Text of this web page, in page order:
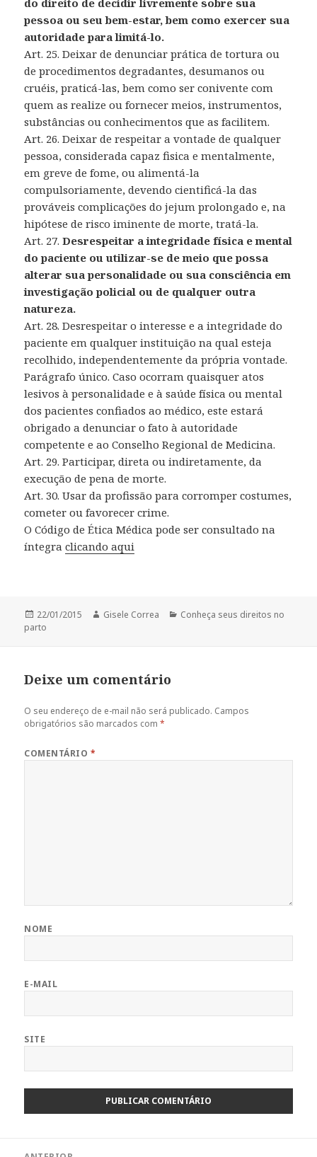
do direito de decidir livremente sobre sua
pessoa ou seu bem-estar, bem como exercer sua
autoridade para limitá-lo.
Art. 25. Deixar de denunciar prática de tortura ou
de procedimentos degradantes, desumanos ou
cruéis, praticá-las, bem como ser conivente com
quem as realize ou fornecer meios, instrumentos,
substâncias ou conhecimentos que as facilitem.
Art. 26. Deixar de respeitar a vontade de qualquer
pessoa, considerada capaz fisica e mentalmente,
em greve de fome, ou alimentá-la
compulsoriamente, devendo cientificá-la das
prováveis complicações do jejum prolongado e, na
hipótese de risco iminente de morte, tratá-la.
Art. 27.Desrespeitar a integridade física e mental
do paciente ou utilizar-se de meio que possa
alterar sua personalidade ou sua consciência em
investigação policial ou de qualquer outra
natureza.
Art. 28. Desrespeitar o interesse e a integridade do
paciente em qualquer instituição na qual esteja
recolhido, independentemente da própria vontade.
Parágrafo único. Caso ocorram quaisquer atos
lesivos à personalidade e à saúde física ou mental
dos pacientes confiados ao médico, este estará
obrigado a denunciar o fato à autoridade
competente e ao Conselho Regional de Medicina.
Art. 29. Participar, direta ou indiretamente, da
execução de pena de morte.
Art. 30. Usar da profissão para corromper costumes,
cometer ou favorecer crime.
O Código de Ética Médica pode ser consultado na
íntegraclicando aqui
Publicado
em
22/01/2015 Autor
Gisele Correa Categorias
Conheça seus direitos no
parto
Deixe um comentário
O seu endereço de e-mail não será publicado. Campos
obrigatórios são marcados com*
COMENTÁRIO *
NOME
E-MAIL
SITE